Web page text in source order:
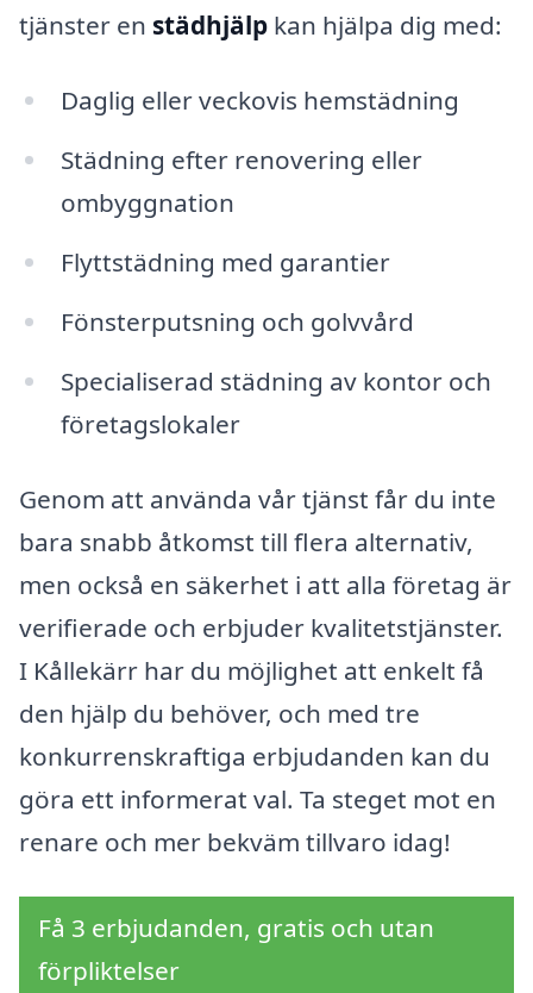
tjänster en städhjälp kan hjälpa dig med:
Daglig eller veckovis hemstädning
Städning efter renovering eller
ombyggnation
Flyttstädning med garantier
Fönsterputsning och golvvård
Specialiserad städning av kontor och
företagslokaler
Genom att använda vår tjänst får du inte
bara snabb åtkomst till flera alternativ,
men också en säkerhet i att alla företag är
verifierade och erbjuder kvalitetstjänster.
I Kållekärr har du möjlighet att enkelt få
den hjälp du behöver, och med tre
konkurrenskraftiga erbjudanden kan du
göra ett informerat val. Ta steget mot en
renare och mer bekväm tillvaro idag!
Få 3 erbjudanden, gratis och utan
förpliktelser